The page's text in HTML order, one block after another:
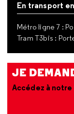
En transport
Métro ligne 7 :
Tram T3bis :
JE
Accédez à